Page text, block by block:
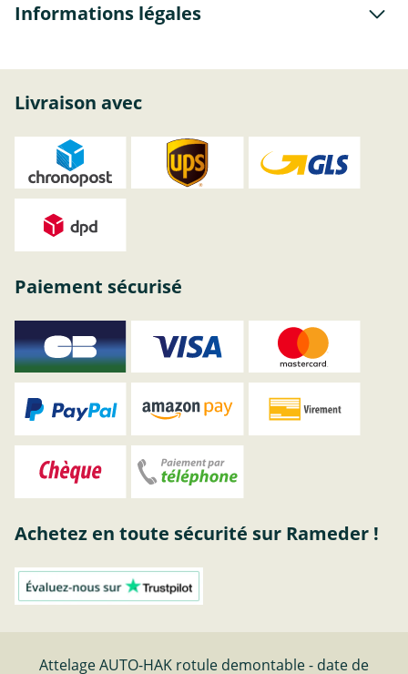
Informations légales
Livraison avec
Paiement sécurisé
Achetez en toute sécurité sur Rameder !
Attelage AUTO-HAK rotule demontable - date de